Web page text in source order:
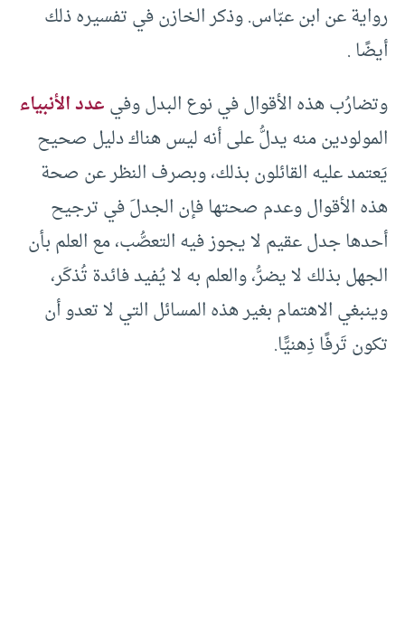
رواية عن ابن عبّاس. وذكر الخازن في تفسيره ذلك
أيضًا .
وتضارُب هذه الأقوال في نوع البدل وفيعدد الأنبياء
المولودين منه يدلُّ على أنه ليس هناك دليل صحيح
يَعتمد عليه القائلون بذلك، وبصرف النظر عن صحة
هذه الأقوال وعدم صحتها فإن الجدلَ في ترجيح
أحدها جدل عقيم لا يجوز فيه التعصُّب، مع العلم بأن
الجهل بذلك لا يضرُّ، والعلم به لا يُفيد فائدة تُذكَر،
وينبغي الاهتمام بغير هذه المسائل التي لا تعدو أن
تكون تَرفًا ذِهنيًّا.